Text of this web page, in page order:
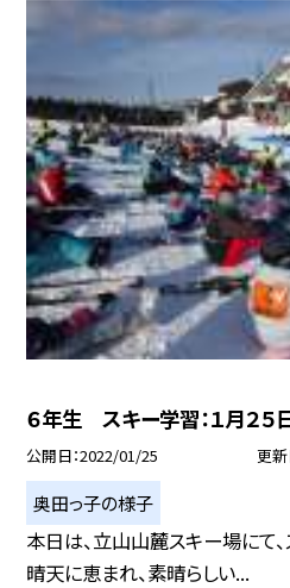
６年生 スキー学習：１月２５日
公開日 2022/01/25 更
奥田っ子の様子
本日は、立山山麓スキー場にて
晴天に恵まれ、素晴らしい...